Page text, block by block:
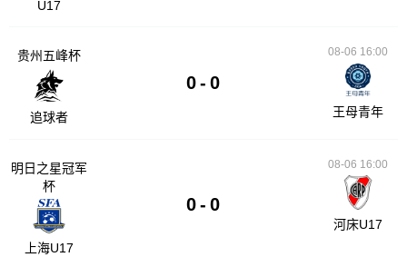
U17
贵州五峰杯
追球者
0 - 0
08-06 16:00
王母青年
明日之星冠军
杯
上海U17
0 - 0
08-06 16:00
河床U17